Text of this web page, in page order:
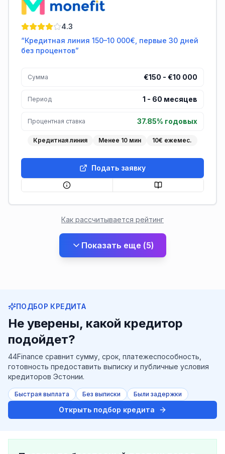
Monefit
4.3
“Кредитная линия 150–10 000€, первые 30 дней
без процентов”
Сумма €150 - €10 000
Период 1 - 60 месяцев
Процентная ставка 37.85% годовых
Кредитная линия Менее 10 мин 10€ ежемес.
Подать заявку
Как рассчитывается рейтинг
Показать еще (5)
ПОДБОР КРЕДИТА
Не уверены, какой кредитор
подойдет?
44Finance сравнит сумму, срок, платежеспособность,
готовность предоставить выписку и публичные условия
кредиторов Эстонии.
Быстрая выплата Без выписки Были задержки
Открыть подбор кредита